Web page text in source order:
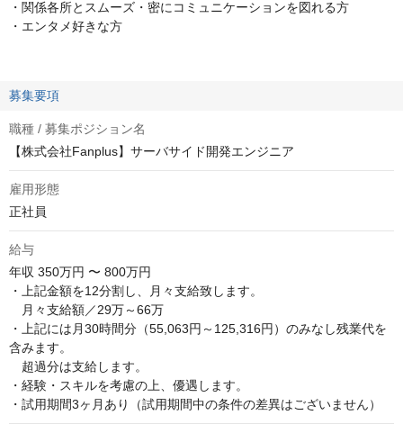
・関係各所とスムーズ・密にコミュニケーションを図れる方
・エンタメ好きな方
募集要項
職種 / 募集ポジション名
【株式会社Fanplus】サーバサイド開発エンジニア
雇用形態
正社員
給与
年収 350万円 〜 800万円
・上記金額を12分割し、月々支給致します。
月々支給額／29万～66万
・上記には月30時間分（55,063円～125,316円）のみなし残業代を
含みます。
超過分は支給します。
・経験・スキルを考慮の上、優遇します。
・試用期間3ヶ月あり（試用期間中の条件の差異はございません）